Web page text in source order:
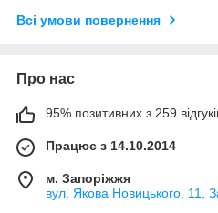
Всі умови повернення
Про нас
95% позитивних з 259
Працює з 14.10.2014
м. Запоріжжя
вул. Якова Новицького, 11,